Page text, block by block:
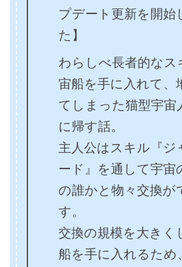
プデート更新を開始
た】
わらしべ長者的なス
宙船を手に入れて、
てしまった猫型宇宙
に帰す話。
主人公はスキル『ジ
ード』を通して宇宙
の誰かと物々交換が
す。
交換の規模を大きく
船を手に入れるため